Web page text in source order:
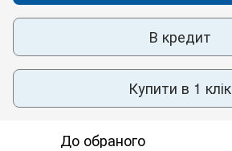
В кредит
Купити в 1 клік
До обраного